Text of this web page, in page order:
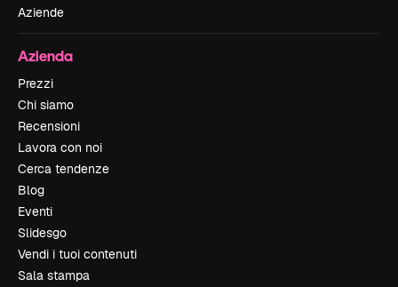
Aziende
Azienda
Prezzi
Chi siamo
Recensioni
Lavora con noi
Cerca tendenze
Blog
Eventi
Slidesgo
Vendi i tuoi contenuti
Sala stampa